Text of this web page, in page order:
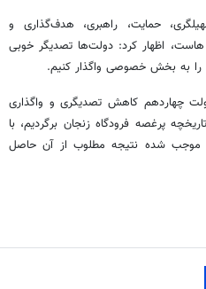
حمایت، راهبری، هدف‌گذاری و
اظهار کرد: دولت‌ها تصدیگر خوبی
را به بخش خصوصی واگذار کنیم.
دولت چهاردهم کاهش تصدیگری و واگذاری
پرغصه فرودگاه زنجان برگردیم، با
شده نتیجه مطلوب از آن حاصل